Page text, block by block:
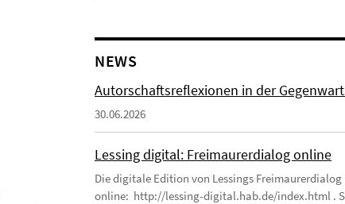
NEWS
Autorschaftsreflexionen in der
30.06.2026
Lessing digital: Freimaurerdialog online
Die digitale Edition von Lessings
online: http://lessing-digital.hab.de/index.html .